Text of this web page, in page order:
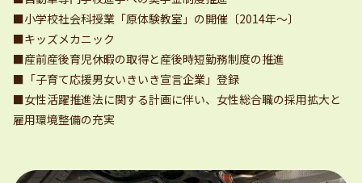
■小学校社会科授業「原体験教室」の開催〔2014年～〕
■キッズメカニック
■産前産後育児休暇の取得と産後時短勤務制度の推進
■「子育て応援男女いきいき宣言企業」登録
■女性活躍推進法に関する計画に伴い、女性総合職の採用拡大と
雇用環境整備の充実